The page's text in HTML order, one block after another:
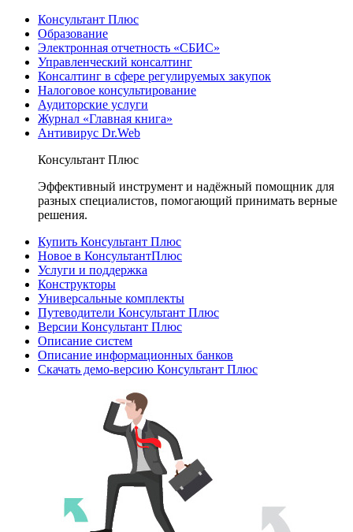
Консультант Плюс
Образование
Электронная отчетность «СБИС»
Управленческий консалтинг
Консалтинг в сфере регулируемых закупок
Налоговое консультирование
Аудиторские услуги
Журнал «Главная книга»
Антивирус Dr.Web
Консультант Плюс
Эффективный инструмент и надёжный помощник для
разных специалистов, помогающий принимать верные
решения.
Купить Консультант Плюс
Новое в КонсультантПлюс
Услуги и поддержка
Конструкторы
Универсальные комплекты
Путеводители Консультант Плюс
Версии Консультант Плюс
Описание систем
Описание информационных банков
Скачать демо-версию Консультант Плюс